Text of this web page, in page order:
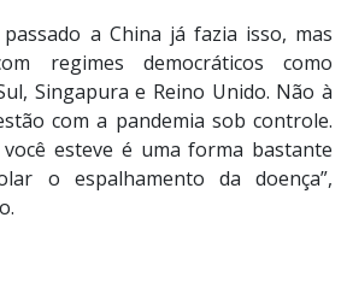
a China já fazia isso, mas
regimes democráticos como
Singapura e Reino Unido. Não à
com a pandemia sob controle.
esteve é uma forma bastante
o espalhamento da doença”,